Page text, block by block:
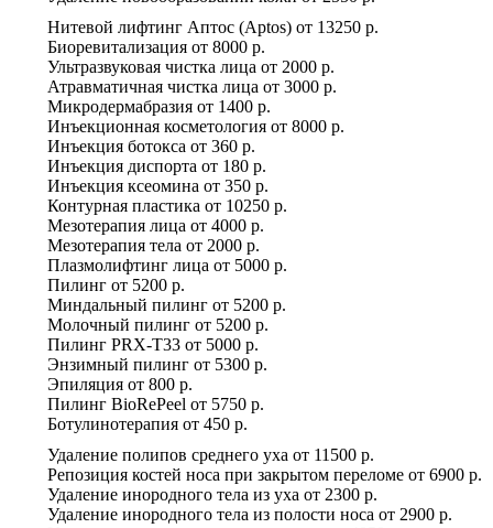
Нитевой лифтинг Аптос (Aptos) от 13250 р.
Биоревитализация от 8000 р.
Ультразвуковая чистка лица от 2000 р.
Атравматичная чистка лица от 3000 р.
Микродермабразия от 1400 р.
Инъекционная косметология от 8000 р.
Инъекция ботокса от 360 р.
Инъекция диспорта от 180 р.
Инъекция ксеомина от 350 р.
Контурная пластика от 10250 р.
Мезотерапия лица от 4000 р.
Мезотерапия тела от 2000 р.
Плазмолифтинг лица от 5000 р.
Пилинг от 5200 р.
Миндальный пилинг от 5200 р.
Молочный пилинг от 5200 р.
Пилинг PRX-T33 от 5000 р.
Энзимный пилинг от 5300 р.
Эпиляция от 800 р.
Пилинг BioRePeel от 5750 р.
Ботулинотерапия от 450 р.
Удаление полипов среднего уха от 11500 р.
Репозиция костей носа при закрытом переломе от 6900 р.
Удаление инородного тела из уха от 2300 р.
Удаление инородного тела из полости носа от 2900 р.